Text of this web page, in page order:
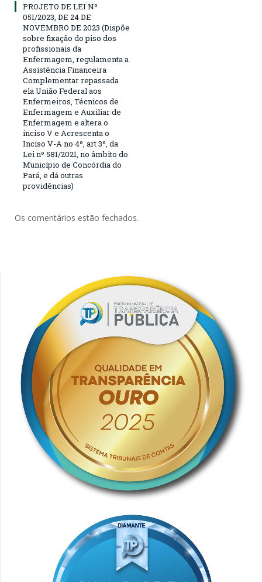
PROJETO DE LEI Nº
051/2023, DE 24 DE
NOVEMBRO DE 2023 (Dispõe
sobre fixação do piso dos
profissionais da
Enfermagem, regulamenta a
Assistência Financeira
Complementar repassada
ela União Federal aos
Enfermeiros, Técnicos de
Enfermagem e Auxiliar de
Enfermagem e altera o
inciso V e Acrescenta o
Inciso V-A no 4º, art 3º, da
Lei nº 581/2021, no âmbito do
Município de Concórdia do
Pará, e dá outras
providências)
Os comentários estão fechados.